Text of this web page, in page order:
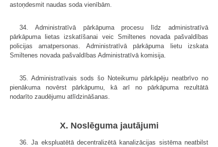
astoņdesmit naudas soda vienībām.
34. Administratīvā pārkāpuma procesu līdz administratīvā
pārkāpuma lietas izskatīšanai veic Smiltenes novada pašvaldības
policijas amatpersonas. Administratīvā pārkāpuma lietu izskata
Smiltenes novada pašvaldības Administratīvā komisija.
35. Administratīvais sods šo Noteikumu pārkāpēju neatbrīvo no
pienākuma novērst pārkāpumu, kā arī no pārkāpuma rezultātā
nodarīto zaudējumu atlīdzināšanas.
X. Noslēguma jautājumi
36. Ja ekspluatētā decentralizētā kanalizācijas sistēma neatbilst